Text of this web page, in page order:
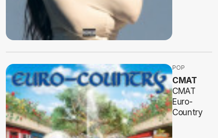
POP
CMAT
CMAT
Euro-
Country